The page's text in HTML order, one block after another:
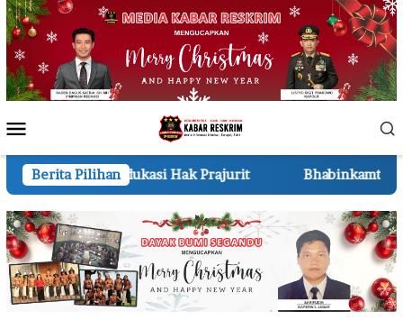
Loncat
ke
konten
Mobile
Berita Pilihan
Hak Prajurit Bhabinkamtibmas Polsek Pkl